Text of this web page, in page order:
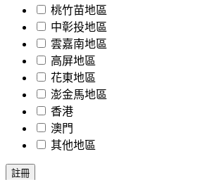
桃竹苗地區
中彰投地區
雲嘉南地區
高屏地區
花東地區
澎金馬地區
香港
澳門
其他地區